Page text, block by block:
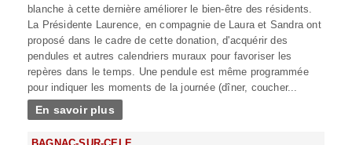
blanche à cette dernière améliorer le bien-être des résidents.
La Présidente Laurence, en compagnie de Laura et Sandra ont
proposé dans le cadre de cette donation, d'acquérir des
pendules et autres calendriers muraux pour favoriser les
repères dans le temps. Une pendule est même programmée
pour indiquer les moments de la journée (dîner, coucher...
En savoir plus